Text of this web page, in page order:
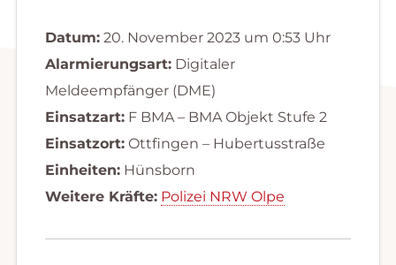
Datum:20. November 2023 um 0:53 Uhr
Alarmierungsart:Digitaler
Meldeempfänger (DME)
Einsatzart:F BMA – BMA Objekt Stufe 2
Einsatzort:Ottfingen – Hubertusstraße
Einheiten:Hünsborn
Weitere Kräfte: Polizei NRW Olpe